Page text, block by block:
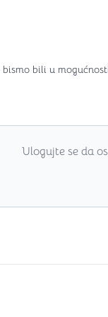
bili u
Ulogujte se da